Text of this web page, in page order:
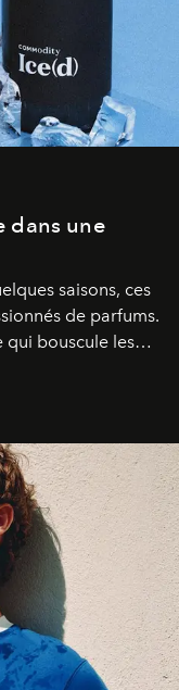
dans une
saisons, ces
de parfums.
qui bouscule les
en proposant
: